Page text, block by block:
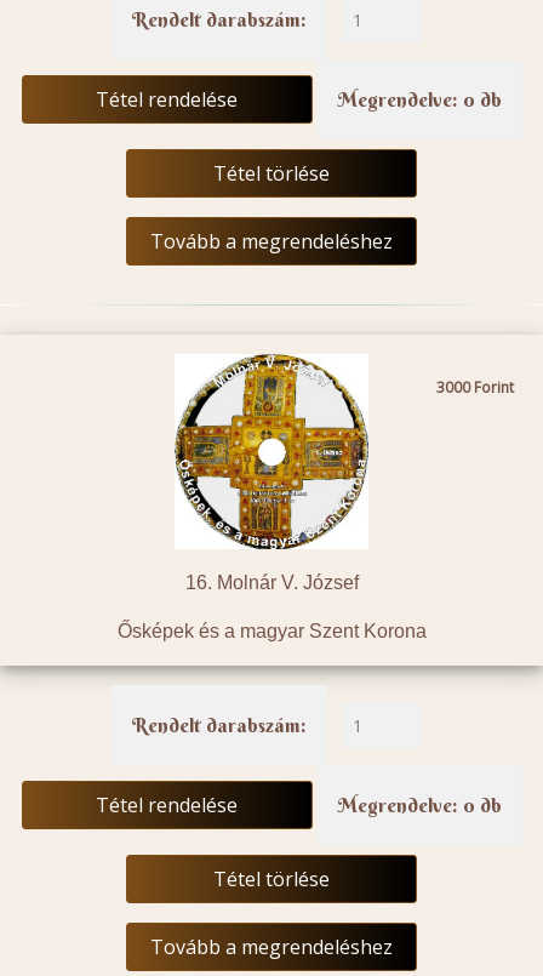
Rendelt darabszám:
Tétel rendelése Megrendelve: 0 db
Tétel törlése
Tovább a megrendeléshez
16. Molnár V. József
Ősképek és a magyar Szent Korona
3000
Rendelt darabszám:
Tétel rendelése Megrendelve: 0 db
Tétel törlése
Tovább a megrendeléshez